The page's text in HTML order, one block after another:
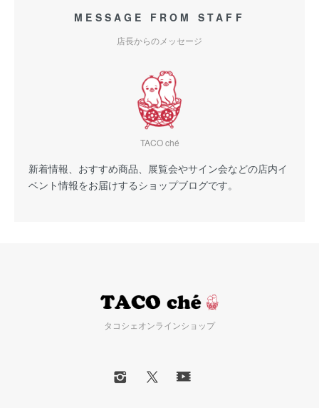
MESSAGE FROM STAFF
店長からのメッセージ
TACO ché
新着情報、おすすめ商品、展覧会やサイン会などの店内イ
ベント情報をお届けするショップブログです。
タコシェオンラインショップ